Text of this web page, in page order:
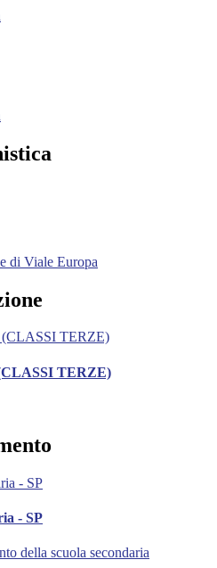
di Viale Europa
TERZE)
- SP
della scuola secondaria